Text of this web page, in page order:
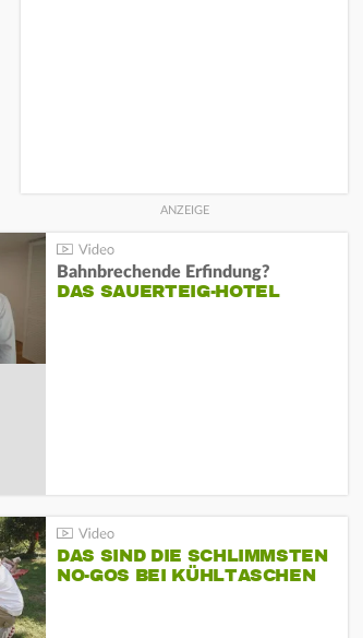
Bahnbrechende Erfindung?
DAS SAUERTEIG-HOTEL
DAS SIND DIE SCHLIMMSTEN
NO-GOS BEI KÜHLTASCHEN